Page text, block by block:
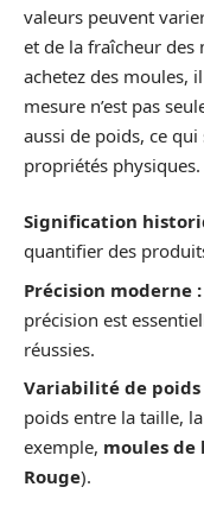
valeurs peuvent
et de la fraîcheur des
achetez des moules,
mesure n’est pas
aussi de poids, ce
propriétés physiques.
Signification
quantifier des
Précision moderne :
précision est
réussies.
Variabilité de poids
poids entre la taille,
exemple, moules de
Rouge).